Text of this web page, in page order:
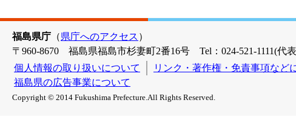
福島県庁 （県庁へのアクセス ）
〒960-8670 福島県福島市杉妻町2番16号 Tel：024-521-1111(代
個人情報の取り扱いについて
リンク・著作権・免責事項など
福島県の広告事業について
Copyright © 2014 Fukushima Prefecture.All Rights Reserved.